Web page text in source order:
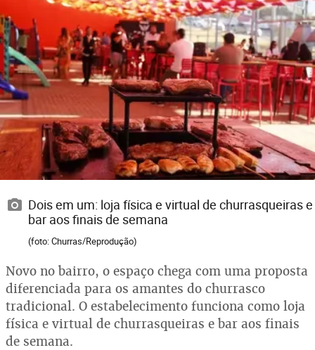
Dois em um: loja física e virtual de churrasqueiras e
bar aos finais de semana
(foto: Churras/Reprodução)
Novo no bairro, o espaço chega com uma proposta
diferenciada para os amantes do churrasco
tradicional. O estabelecimento funciona como loja
física e virtual de churrasqueiras e bar aos finais
de semana.